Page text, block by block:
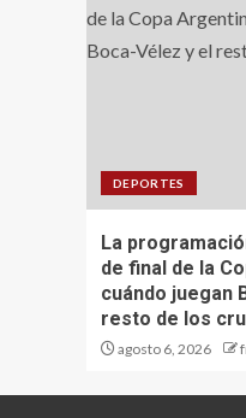
DEPORTES
La
de final de la
cuándo juegan
resto de los
agosto 6, 2026